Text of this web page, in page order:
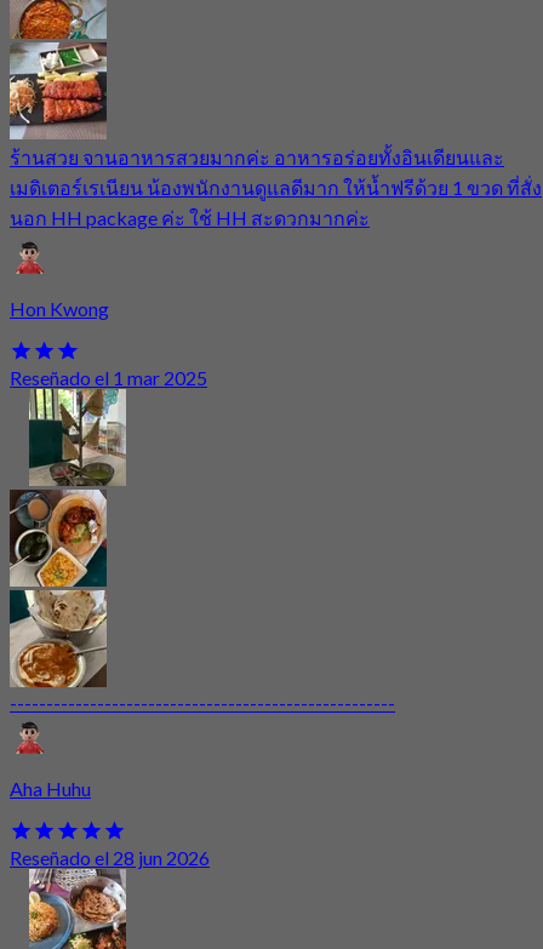
ร้านสวย จานอาหารสวยมากค่ะ อาหารอร่อยทั้งอินเดียนและ
เมดิเตอร์เรเนียน น้องพนักงานดูแลดีมาก ให้น้ำฟรีด้วย 1 ขวด ที่สั่ง
นอก HH package ค่ะ ใช้ HH สะดวกมากค่ะ
Hon Kwong
Reseñado el 1 mar 2025
-----------------------------------------------------
Aha Huhu
Reseñado el 28 jun 2026